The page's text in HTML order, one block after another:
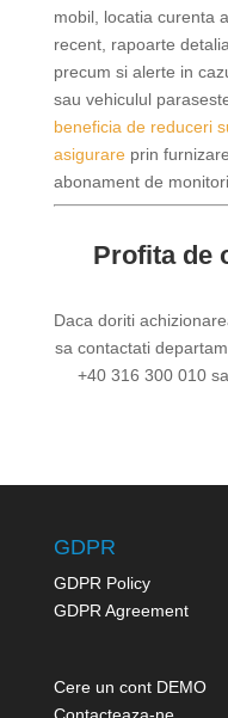
mobil, locatia curenta
recent, rapoarte
precum si alerte in
sau vehiculul
beneficia de reduceri
asigurareprin
abonament de
Profita de
Daca doriti
sa contactati
+40 316 300 010
GDPR
GDPR Policy
GDPR Agreement
Cere un cont DEMO